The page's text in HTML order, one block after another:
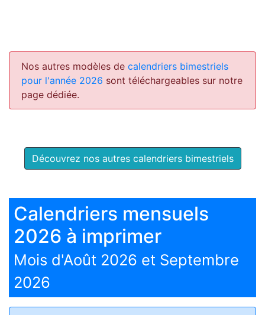
Nos autres modèles de calendriers bimestriels
pour l'année 2026 sont téléchargeables sur notre
page dédiée.
Découvrez nos autres calendriers bimestriels
Calendriers mensuels
2026 à imprimer
Mois d'Août 2026 et Septembre
2026